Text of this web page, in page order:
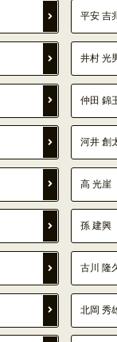
平安 吉
井村 光
仲田 錦
河井 創
高 光崖
孫 建興
古川 隆
北岡 秀